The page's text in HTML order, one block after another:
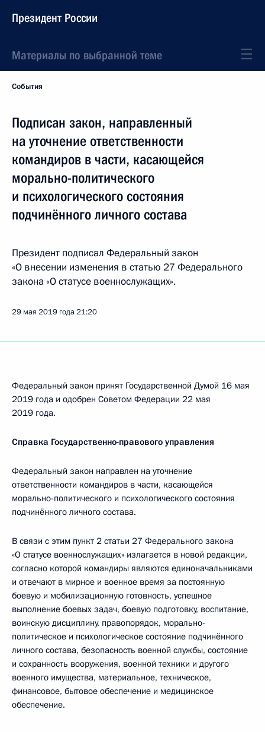
Президент России
Материалы по выбранной теме
События
Подписан закон, направленный
на уточнение ответственности
командиров в части, касающейся
морально-политического
и психологического состояния
подчинённого личного состава
Президент подписал Федеральный закон
«О внесении изменения в статью 27 Федерального
закона «О статусе военнослужащих».
29 мая 2019 года21:20
Федеральный закон принят Государственной Думой 16 мая
2019 года и одобрен Советом Федерации 22 мая
2019 года.
Справка Государственно-правового управления
Федеральный закон направлен на уточнение
ответственности командиров в части, касающейся
морально-политического и психологического состояния
подчинённого личного состава.
В связи с этим пункт 2 статьи 27 Федерального закона
«О статусе военнослужащих» излагается в новой редакции,
согласно которой командиры являются единоначальниками
и отвечают в мирное и военное время за постоянную
боевую и мобилизационную готовность, успешное
выполнение боевых задач, боевую подготовку, воспитание,
воинскую дисциплину, правопорядок, морально-
политическое и психологическое состояние подчинённого
личного состава, безопасность военной службы, состояние
и сохранность вооружения, военной техники и другого
военного имущества, материальное, техническое,
финансовое, бытовое обеспечение и медицинское
обеспечение.